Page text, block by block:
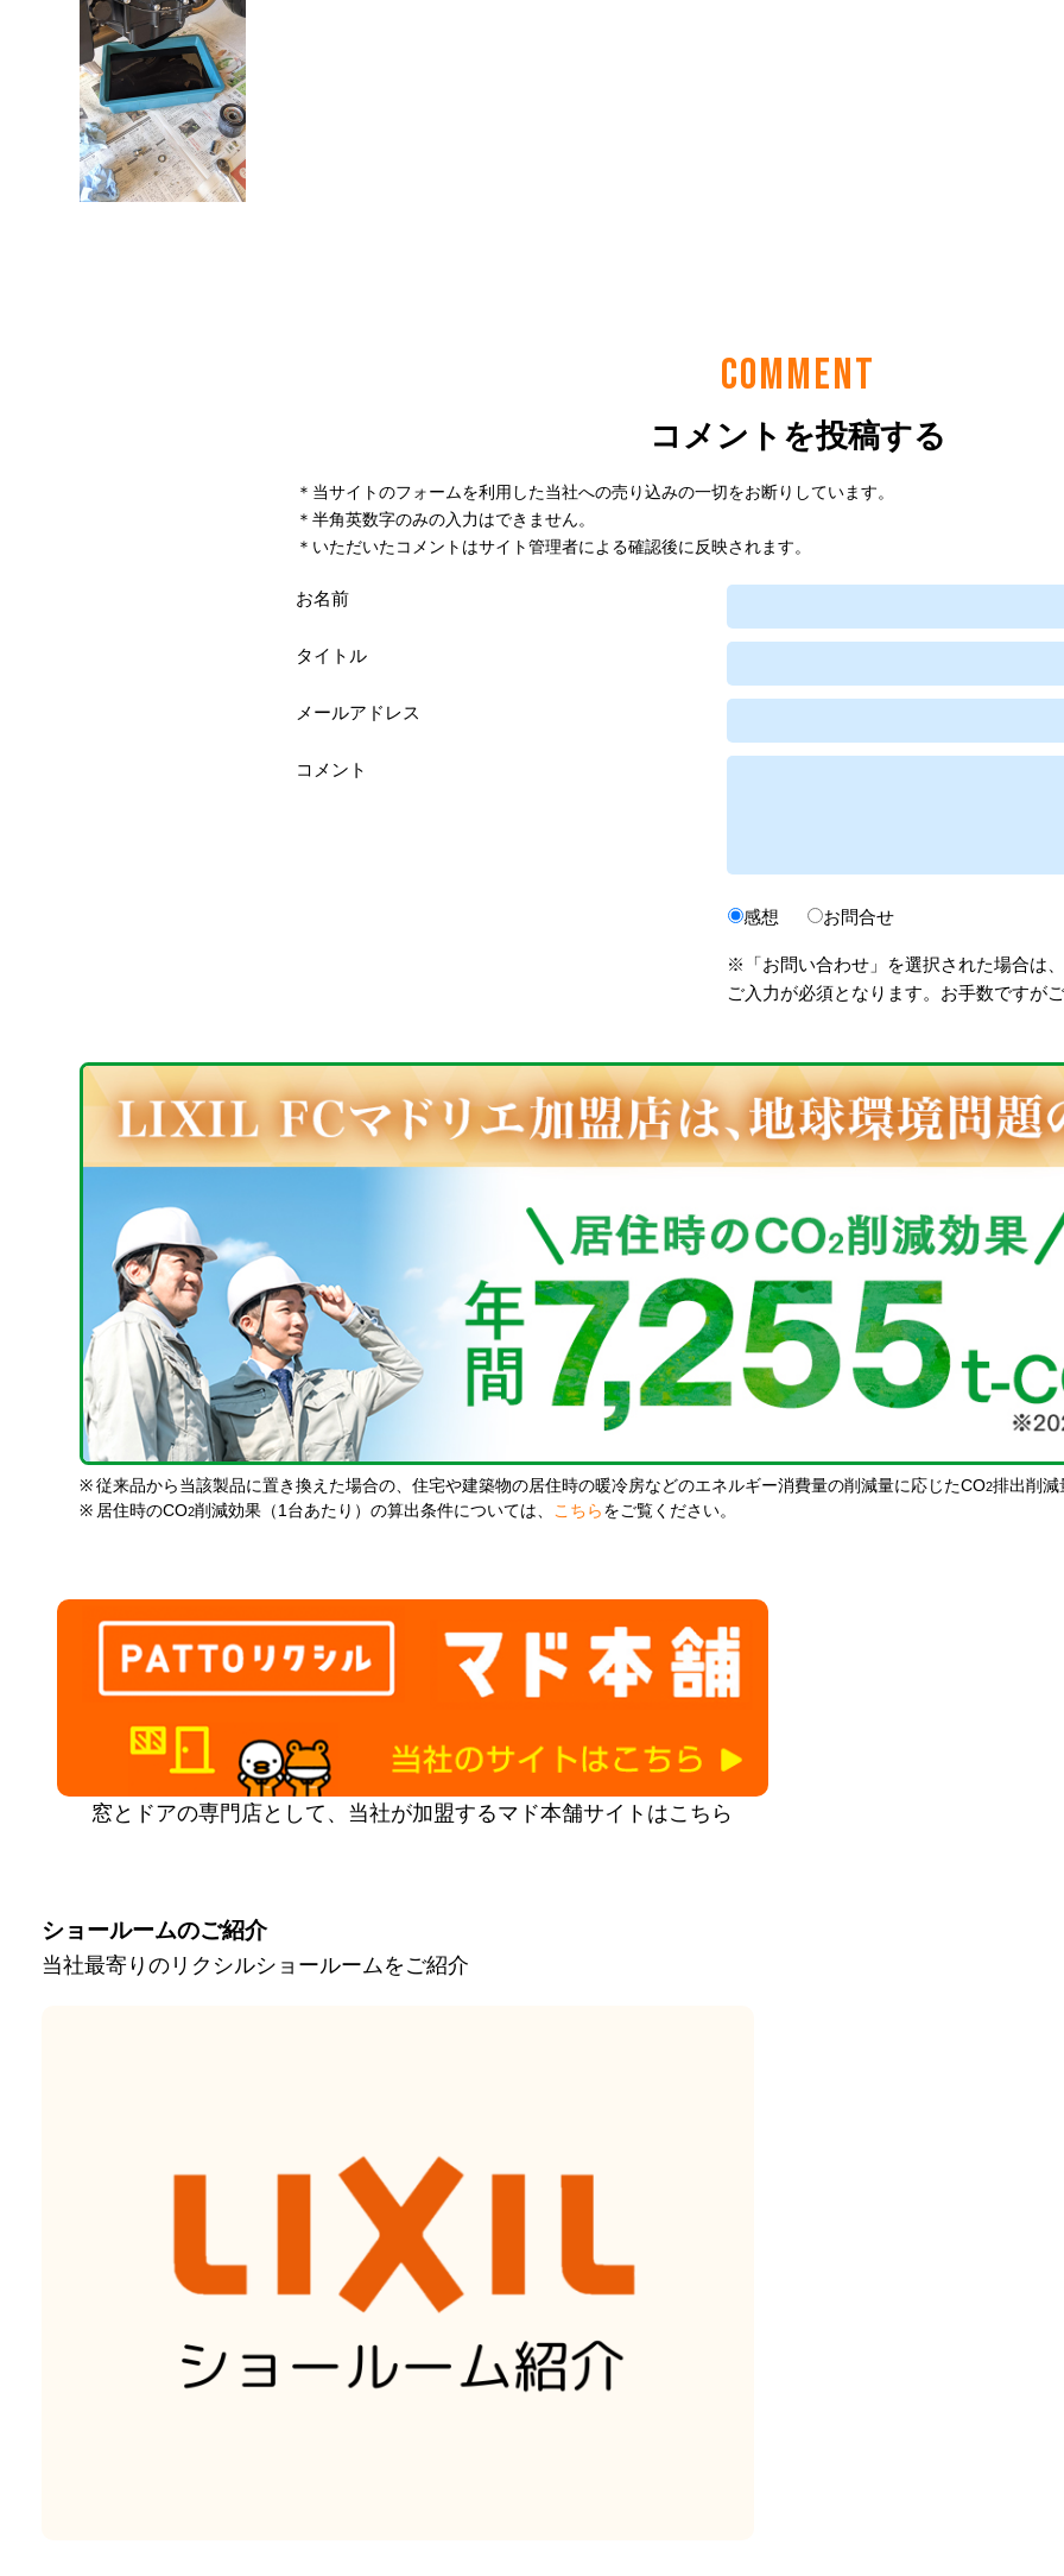
COMMENT
コメントを投稿する
＊当サイトのフォームを利用した当社への売り込みの一切をお断りしています。
＊半角英数字のみの入力はできません。
＊いただいたコメントはサイト管理者による確認後に反映されます。
お名前
タイトル
メールアドレス
コメント
感想 お問合せ
※「お問い合わせ」を選択された場合は
ご入力が必須となります。お手数ですが
※ 従来品から当該製品に置き換えた場合の、住宅や建築物の居住時の暖冷房などのエネルギー消費量の削減量に応じたCO2排出削減
※ 居住時のCO2削減効果（1台あたり）の算出条件については、 こちら をご覧ください。
窓とドアの専門店として、当社が加盟するマド本舗サイトはこちら
ショールームのご紹介
当社最寄りのリクシルショールームをご紹介